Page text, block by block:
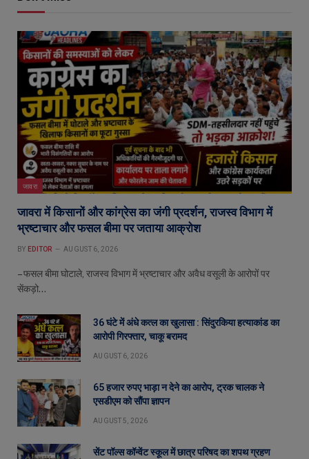
जावरा
जावरा में किसानों और कांग्रेस का जंगी प्रदर्शन, राजस्व विभाग में
भ्रष्टाचार और फसल बीमा पर जताया आक्रोश
BY EDITOR AUGUST 6, 2026
– फसल बीमा घोटाले, राजस्व विभाग में भ्रष्टाचार और अवैध वसूली के आरोपों पर
सेंकड़ो…
36 घंटे में अंधे कत्ल का खुलासा : सिंदुरकिया हत्याकांड का
आरोपी गिरफ्तार, चाकू बरामद
AUGUST 6, 2026
65 हजार रुपए भाड़ा न देने का आरोप, ट्रक चालक ने
एसडीएम को सौंपा ज्ञापन
AUGUST 5, 2026
सेंट पॉल्स कॉन्वेंट स्कूल में छात्र परिषद का शपथ ग्रहण